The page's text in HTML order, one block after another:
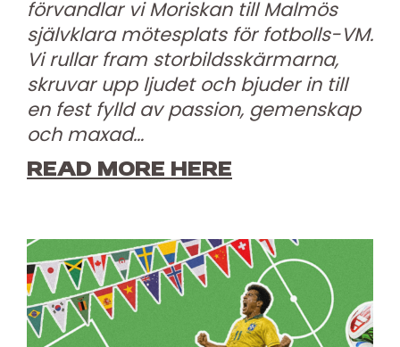
förvandlar vi Moriskan till Malmös
självklara mötesplats för fotbolls-VM.
Vi rullar fram storbildsskärmarna,
skruvar upp ljudet och bjuder in till
en fest fylld av passion, gemenskap
och maxad…
READ MORE HERE